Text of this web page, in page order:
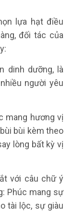
lựa hạt điều
đối tác của
dinh dưỡng, là
người yêu
mang hương vị
bùi kèm theo
lòng bất kỳ vị
với câu chữ ý
Phúc mang sự
tài lộc, sự giàu